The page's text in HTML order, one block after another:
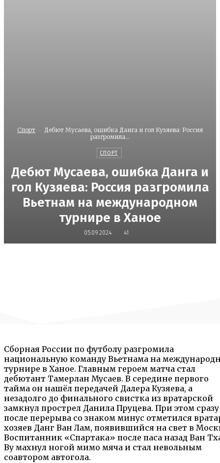
Спорт
Дебют Мусаева, ошибка Данга и гол Кузяева: Россия
разгромила...
СПОРТ
Дебют Мусаева, ошибка Данга и
гол Кузяева: Россия разгромила
Вьетнам на международном
турнире в Ханое
05.09.2024 41
Сборная России по футболу разгромила
национальную команду Вьетнама на
турнире в Ханое. Главным героем матча стал
дебютант Тамерлан Мусаев. В середине первого
тайма он нашёл передачей Далера Кузяева, а
незадолго до финального свистка из вратарской
замкнул прострел Данила Пруцева. При этом сразу
после перерыва со знаком минус отметился
хозяев Данг Ван Лам, появившийся на свет в
Воспитанник «Спартака» после паса назад Ван
Ву махнул ногой мимо мяча и стал невольным
соавтором автогола.